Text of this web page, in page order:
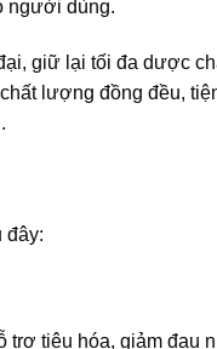
người dùng.
giữ lại tối đa dược
lượng đồng đều,
đây:
trợ tiêu hóa, giảm đau